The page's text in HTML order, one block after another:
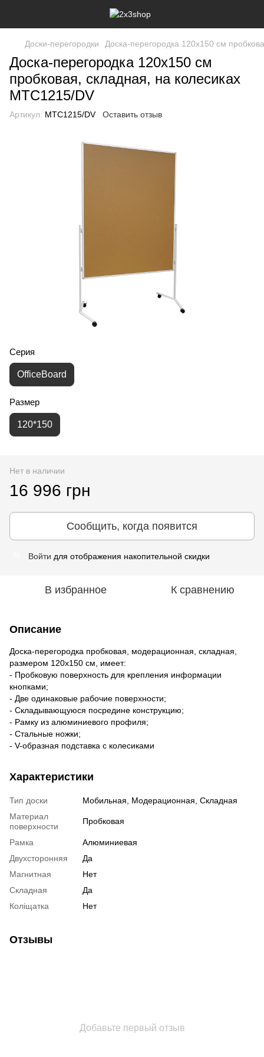
Доски-перегородки Доска-перегородка 120x150 см
Доска-перегородка 120x150 см
пробковая, складная, на колесиках
MTC1215/DV
Артикул: MTC1215/DV Оставить отзыв
Серия
OfficeBoard
Размер
120*150
Нет в наличии
16 996 грн
Сообщить, когда появится
Войти для отображения накопительной скидки
В избранное К сравнению
Описание
Доска-перегородка пробковая, модерационная, складная,
размером 120х150 см, имеет:
- Пробковую поверхность для крепления информации
кнопками;
- Две одинаковые рабочие поверхности;
- Складывающуюся посредине конструкцию;
- Рамку из алюминиевого профиля;
- Стальные ножки;
- V-образная подставка с колесиками
Характеристики
Тип доски
Мобильная, Модерационная, Складная
Материал
поверхности
Пробковая
Рамка
Алюминиевая
Двухсторонняя
Да
Магнитная
Нет
Складная
Да
Коліщатка
Нет
Отзывы
Добавьте первый отзыв